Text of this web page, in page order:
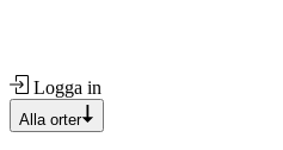
Logga in
Alla orter